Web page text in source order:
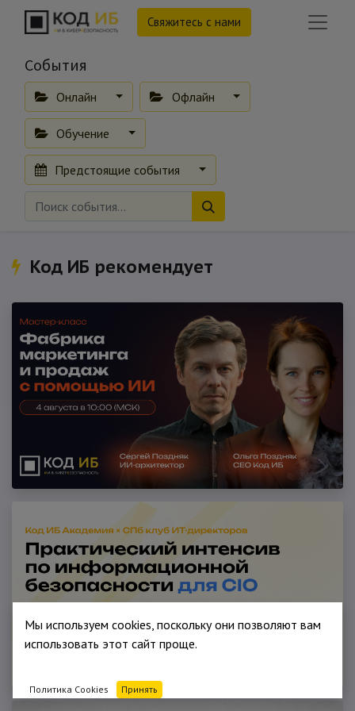
Свяжитесь с нами
События
Онлайн Офлайн
Обучение
Предстоящие события
Код ИБ рекомендует
Мы используем cookies, поскольку они позволяют вам
использовать этот сайт проще.
Политика Cookies Принять